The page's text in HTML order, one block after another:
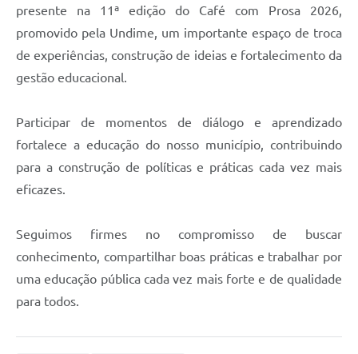
presente na 11ª edição do Café com Prosa 2026,
promovido pela Undime, um importante espaço de troca
de experiências, construção de ideias e fortalecimento da
gestão educacional.
Participar de momentos de diálogo e aprendizado
fortalece a educação do nosso município, contribuindo
para a construção de políticas e práticas cada vez mais
eficazes.
Seguimos firmes no compromisso de buscar
conhecimento, compartilhar boas práticas e trabalhar por
uma educação pública cada vez mais forte e de qualidade
para todos.